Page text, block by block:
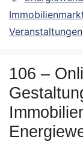
Veranstaltungen
106 –